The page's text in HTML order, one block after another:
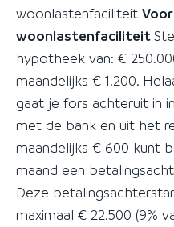
woonlastenfaciliteit
woonlastenfaciliteit
hypotheek van: €
maandelijks € 1.200.
gaat je fors achteruit in
met de bank en uit het
maandelijks € 600 kunt
maand een
Deze
maximaal € 22.500 (9%